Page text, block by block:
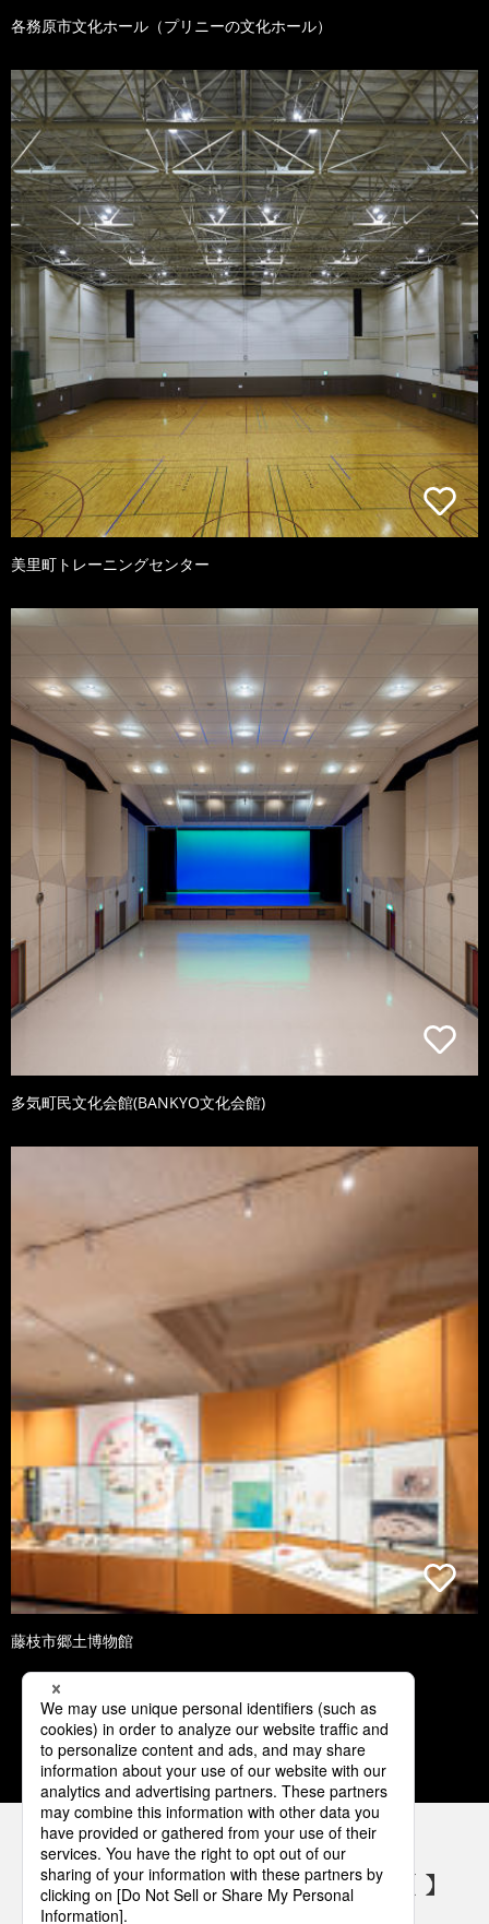
各務原市文化ホール（プリニーの文化ホール）
美里町トレーニングセンター
多気町民文化会館(BANKYO文化会館)
藤枝市郷土博物館
1 2 3 4 5
パナソニックの電気設備 SNSアカウント